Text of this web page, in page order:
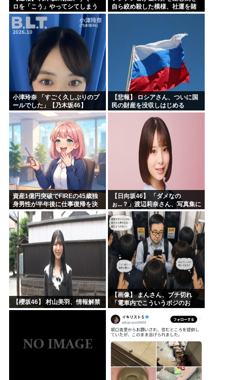
ロを「こう」やってシてしまう
ｗｗｗｗｗｗ
自ら絞め殺した模様、社運を賭
けたドル箱コンテンツが御蔵入
小津玲奈 「すごく久しぶりのプ
ールでした」【乃木坂46】
【悲報】 ロシアさん、ついに国
民の財産を没収しはじめる
資産1億円突破でFIREの45歳独
身男性が半年後に仕事復帰を決
意した「1通の通知」
【日向坂46】 「ダメなの
ぉ...？」渡辺莉奈さん、写真集に
興味津々
【櫻坂46】 村山美羽、情報解禁
【画像】 まんさん、ブチ切れ
「電車内でこういうポジのお